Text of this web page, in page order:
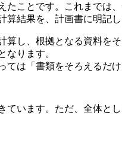
ことです。これまでは
結果を、計画書に明記し
し、根拠となる資料を
ります。
は「書類をそろえるだ
います。ただ、全体と